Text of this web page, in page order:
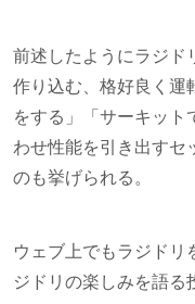
前述したようにラジド
作り込む、格好良く運
をする」「サーキット
わせ性能を引き出すセ
のも挙げられる。
ウェブ上でもラジドリ
ジドリの楽しみを語る